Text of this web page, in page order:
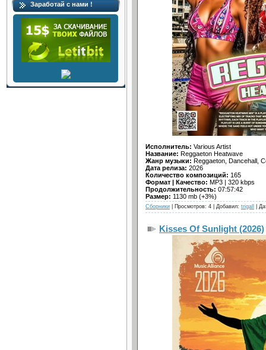
Заработай с нами !
Исполнитель: Various Artist
Название: Reggaeton Heatwave
Жанр музыки: Reggaeton, Dancehall,
Дата релиза: 2026
Количество композиций: 165
Формат | Качество: MP3 | 320 kbps
Продолжительность: 07:57:42
Размер: 1130 mb (+3%)
Сборники | Просмотров: 4 | Добавил: trigall |
Kisses Of Sunlight (2026)